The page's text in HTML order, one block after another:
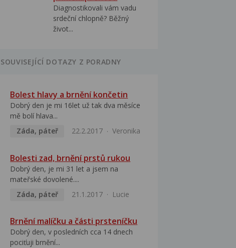
Diagnostikovali vám vadu
srdeční chlopně? Běžný
život...
SOUVISEJÍCÍ DOTAZY Z PORADNY
Bolest hlavy a brnění končetin
Dobrý den je mi 16let už tak dva měsíce
mě bolí hlava...
Záda, páteř
22.2.2017 Veronika
Bolesti zad, brnění prstů rukou
Dobrý den, je mi 31 let a jsem na
mateřské dovolené....
Záda, páteř
21.1.2017 Lucie
Brnění malíčku a části prsteníčku
Dobrý den, v posledních cca 14 dnech
pociťuji brnění...